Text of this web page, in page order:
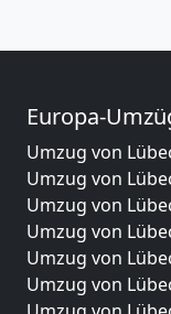
Europa-
Umzug von
Umzug von
Umzug von
Umzug von
Umzug von
Umzug von